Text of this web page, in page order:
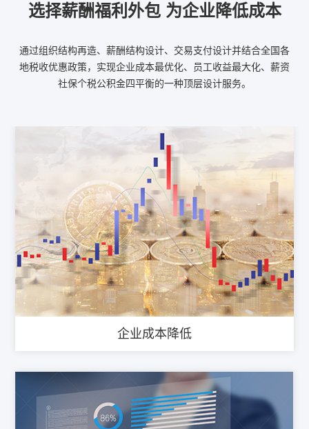
选择薪酬福利外包 为企业降低成本
通过组织结构再造、薪酬结构设计、交易支付设计并结合全国各
地税收优惠政策，实现企业成本最优化、员工收益最大化、薪资
社保个税公积金四平衡的一种顶层设计服务。
企业成本降低